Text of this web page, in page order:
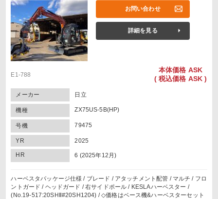
お問い合わせ
詳細を見る
E1-788
本体価格 ASK
( 税込価格 ASK )
メーカー 日立
機種 ZX75US-5B(HP)
号機 79475
YR 2025
HR 6 (2025年12月)
ハーベスタパッケージ仕様 / ブレード / アタッチメント配管 / マルチ / フロ
ントガード / ヘッドガード / 右サイドポール / KESLAハーベスター /
(No.19-517:20SHⅡ#20SH1204) / ◇価格はベース機&ハーベスターセット